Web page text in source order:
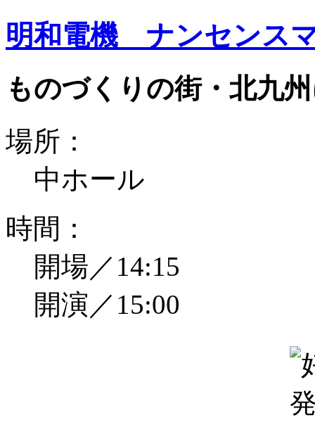
明和電機 ナンセンス
ものづくりの街・北九
場所：
中ホール
時間：
開場／14:15
開演／15:00